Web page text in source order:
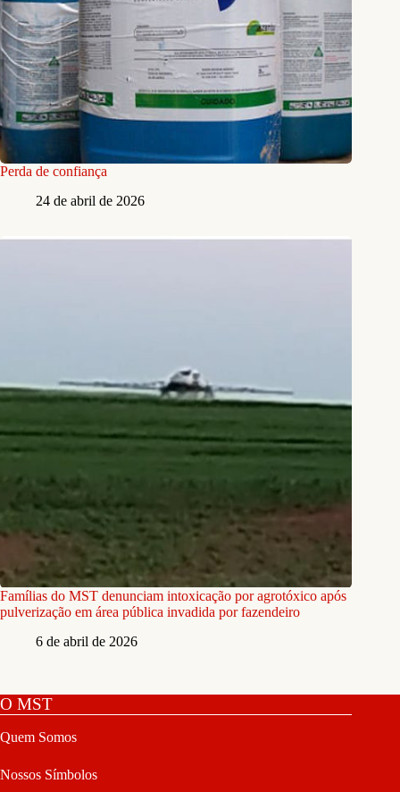
Perda de confiança
24 de abril de 2026
Famílias do MST denunciam intoxicação por agrotóxico após
pulverização em área pública invadida por fazendeiro
6 de abril de 2026
O MST
Quem Somos
Nossos Símbolos